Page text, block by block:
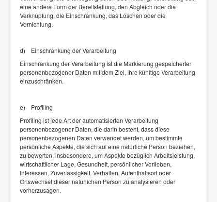
eine andere Form der Bereitstellung, den Abgleich oder die
Verknüpfung, die Einschränkung, das Löschen oder die
Vernichtung.
d) Einschränkung der Verarbeitung
Einschränkung der Verarbeitung ist die Markierung gespeicherter
personenbezogener Daten mit dem Ziel, ihre künftige Verarbeitung
einzuschränken.
e) Profiling
Profiling ist jede Art der automatisierten Verarbeitung
personenbezogener Daten, die darin besteht, dass diese
personenbezogenen Daten verwendet werden, um bestimmte
persönliche Aspekte, die sich auf eine natürliche Person beziehen,
zu bewerten, insbesondere, um Aspekte bezüglich Arbeitsleistung,
wirtschaftlicher Lage, Gesundheit, persönlicher Vorlieben,
Interessen, Zuverlässigkeit, Verhalten, Aufenthaltsort oder
Ortswechsel dieser natürlichen Person zu analysieren oder
vorherzusagen.